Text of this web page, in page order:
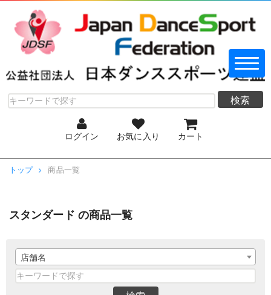
検索
ログイン お気に入り カート
トップ 商品一覧
スタンダード の商品一覧
店舗名